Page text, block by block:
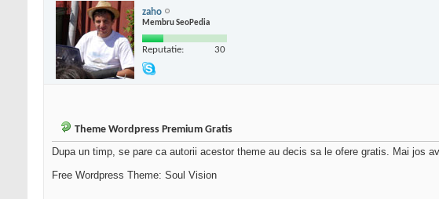
zaho
Membru SeoPedia
Reputatie: 30
Theme Wordpress Premium Gratis
Dupa un timp, se pare ca autorii acestor theme au decis sa le ofere gratis. Mai jos
Free Wordpress Theme: Soul Vision